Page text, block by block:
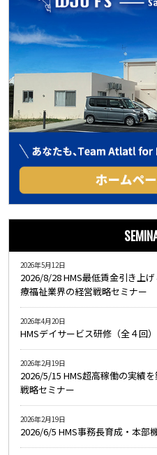
2026/8/28 HMS最低賃金引き上
療福祉業界の経営戦略セミナー
2026年5月12日
HMSデイサービス研修（全４回
2026年4月20日
2026/5/15 HMS超高稼働の実績
戦略セミナー
2026年2月19日
2026/6/5 HMS事務長育成・本部
2026年2月19日